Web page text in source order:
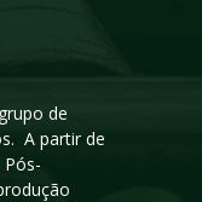
de
A partir de